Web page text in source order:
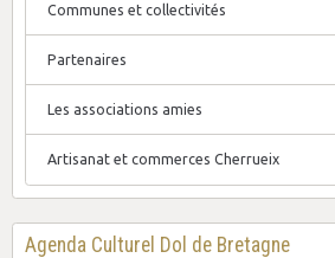
Communes et collectivités
Partenaires
Les associations amies
Artisanat et commerces Cherrueix
Agenda Culturel Dol de Bretagne